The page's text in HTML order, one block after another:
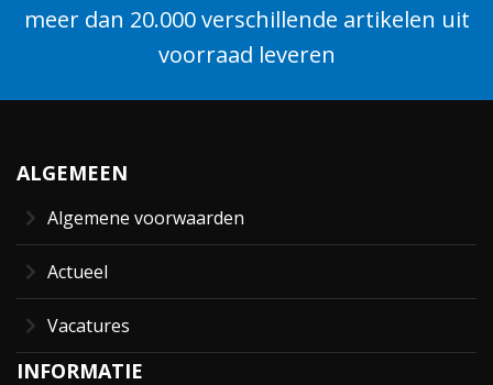
meer dan 20.000 verschillende artikelen uit
voorraad leveren
ALGEMEEN
Algemene voorwaarden
Actueel
Vacatures
INFORMATIE